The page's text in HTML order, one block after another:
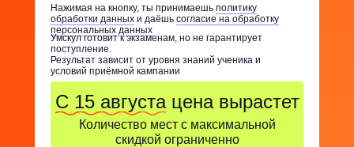
Количество мест с максимальной
скидкой ограниченно
С 15 августацена вырастет
Нажимая на кнопку, ты принимаешь политику
обработки данных и даёшь согласие на обработку
персональных данных
Умскул готовит к экзаменам, но не гарантирует
поступление.
Результат зависит от уровня знаний ученика и
условий приёмной кампании